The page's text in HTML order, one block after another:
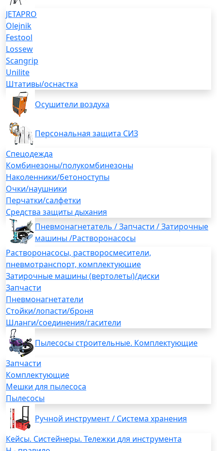
JETAPRO
Olejnik
Festool
Lossew
Scangrip
Unilite
Штативы/оснастка
Осушители воздуха
Персональная защита СИЗ
Спецодежда
Комбинезоны/полукомбинезоны
Наколенники/бетоноступы
Очки/наушники
Перчатки/салфетки
Средства защиты дыхания
Пневмонагнетатель / Запчасти / Затирочные
машины /Растворонасосы
Растворонасосы, растворосмесители,
пневмотранспорт, комплектующие
Затирочные машины (вертолеты)/диски
Запчасти
Пневмонагнетатели
Стойки/лопасти/броня
Шланги/соединения/гасители
Пылесосы строительные. Комплектующие
Запчасти
Комплектующие
Мешки для пылесоса
Пылесосы
Ручной инструмент / Система хранения
Кейсы. Систейнеры. Тележки для инструмента